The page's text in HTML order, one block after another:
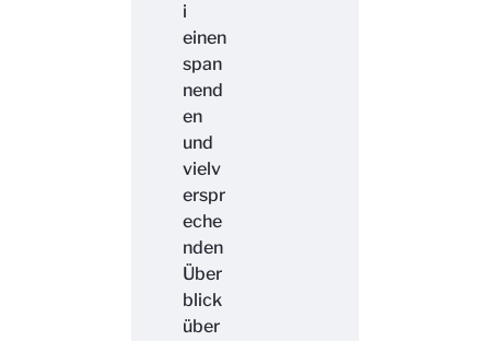
i
einen
span
nend
en
und
vielv
erspr
eche
nden
Über
blick
über